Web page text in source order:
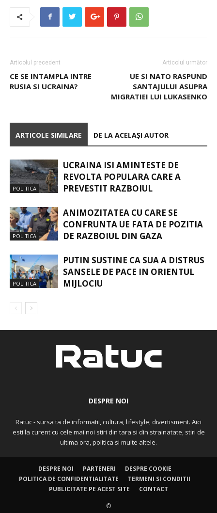
Articolul precedent
CE SE INTAMPLA INTRE
RUSIA SI UCRAINA?
Articolul următor
UE SI NATO RASPUND
SANTAJULUI ASUPRA
MIGRATIEI LUI LUKASENKO
ARTICOLE SIMILARE DE LA ACELAȘI AUTOR
POLITICA
UCRAINA ISI AMINTESTE DE
REVOLTA POPULARA CARE A
PREVESTIT RAZBOIUL
POLITICA
ANIMOZITATEA CU CARE SE
CONFRUNTA UE FATA DE POZITIA
DE RAZBOIUL DIN GAZA
POLITICA
PUTIN SUSTINE CA SUA A DISTRUS
SANSELE DE PACE IN ORIENTUL
MIJLOCIU
DESPRE NOI
Ratuc - sursa ta de informatii, cultura, lifestyle, divertisment. Aici
esti la curent cu cele mai noi stiri din tara si din strainatate, stiri de
ultima ora, politica si multe altele.
DESPRE NOI PARTENERI
DESPRE COOKIE
POLITICA DE CONFIDENTIALITATE
TERMENI SI CONDITII
PUBLICITATE PE ACEST SITE
CONTACT
©